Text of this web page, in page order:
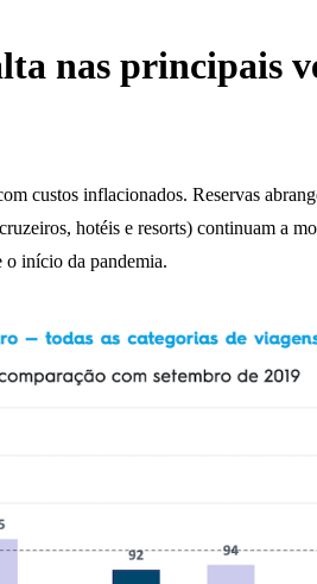
nas principais
custos inflacionados. Reservas
hotéis e resorts) continuam a
o início da pandemia.